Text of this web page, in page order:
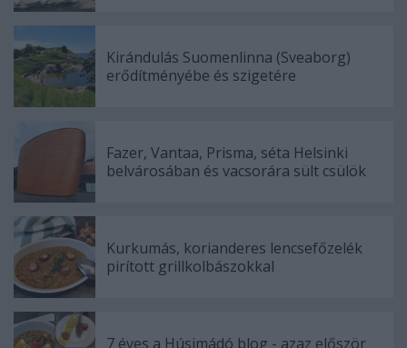
Kirándulás Suomenlinna (Sveaborg)
erődítményébe és szigetére
Fazer, Vantaa, Prisma, séta Helsinki
belvárosában és vacsorára sült csülök
Kurkumás, korianderes lencsefőzelék
pirított grillkolbászokkal
7 éves a Húsimádó blog - azaz először